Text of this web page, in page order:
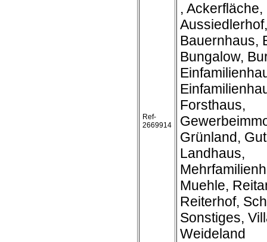
Ref-
2669914
, Ackerfläche,
Aussiedlerhof,
Bauernhaus,
Bungalow,
Forsthaus,
Grünland,
Landhaus,
Muehle,
Reiterhof,
Sonstiges,
Weideland